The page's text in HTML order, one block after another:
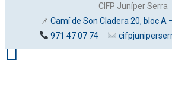
CIFP Juníper Serra
📌 Camí de Son Cladera 20, bloc A
971 47 07 74